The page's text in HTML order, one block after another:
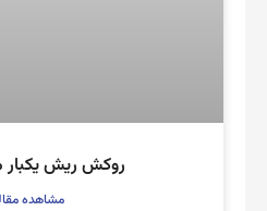
روکش ریش
مشاهده